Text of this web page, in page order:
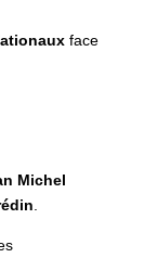
face
Michel